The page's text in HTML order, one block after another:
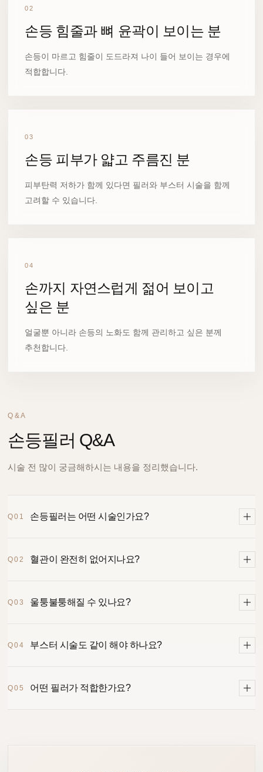
02
손등 힘줄과 뼈 윤곽이 보이는 분
손등이 마르고 힘줄이 도드라져 나이 들어 보이는 경우에
적합합니다.
03
손등 피부가 얇고 주름진 분
피부탄력 저하가 함께 있다면 필러와 부스터 시술을 함께
고려할 수 있습니다.
04
손까지 자연스럽게 젊어 보이고
싶은 분
얼굴뿐 아니라 손등의 노화도 함께 관리하고 싶은 분께
추천합니다.
Q&A
손등필러 Q&A
시술 전 많이 궁금해하시는 내용을 정리했습니다.
Q01 손등필러는 어떤 시술인가요?
필러로 자연스럽게 보완하는 시술입니다.
Q02 혈관이 완전히 없어지나요?
힘줄이 덜 도드라져 보이도록 하는 시술입니다.
Q03 울퉁불퉁해질 수 있나요?
손등 전체에 균일하게 퍼지도록 디자인하는 것이 중요합니다.
Q04 부스터 시술도 같이 해야 하나요?
콜라겐부스터나 스킨부스터를 함께 고려할 수 있습니다.
Q05 어떤 필러가 적합한가요?